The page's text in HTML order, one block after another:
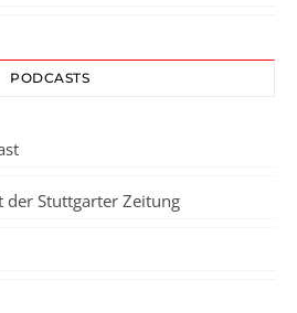
PODCASTS
der Stuttgarter Zeitung